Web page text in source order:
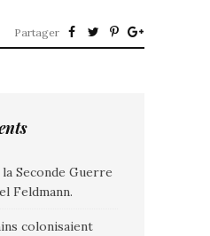
Partager
Seconde Guerre
Feldmann.
colonisaient